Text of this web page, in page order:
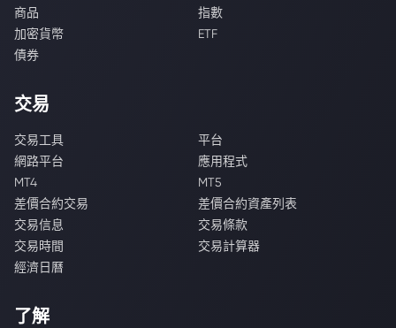
商品
指數
加密貨幣
ETF
債券
交易
交易工具
平台
網路平台
應用程式
MT4
MT5
差價合約交易
差價合約資產列表
交易信息
交易條款
交易時間
交易計算器
經濟日曆
了解